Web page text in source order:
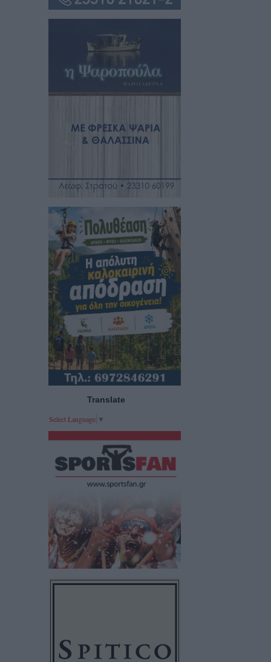
Translate
Select Language ▼